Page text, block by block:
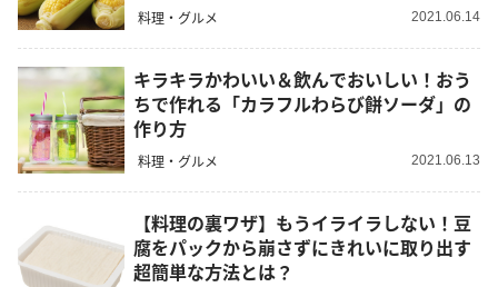
料理・グルメ 2021.06.14
キラキラかわいい＆飲んでおいしい！おう
ちで作れる「カラフルわらび餅ソーダ」の
作り方
料理・グルメ 2021.06.13
【料理の裏ワザ】もうイライラしない！豆
腐をパックから崩さずにきれいに取り出す
超簡単な方法とは？